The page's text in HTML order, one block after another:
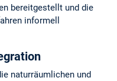
bereitgestellt und die
informell
naturräumlichen und